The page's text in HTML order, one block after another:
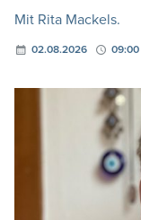
Mit Rita Mackels.
02.08.2026 09:00